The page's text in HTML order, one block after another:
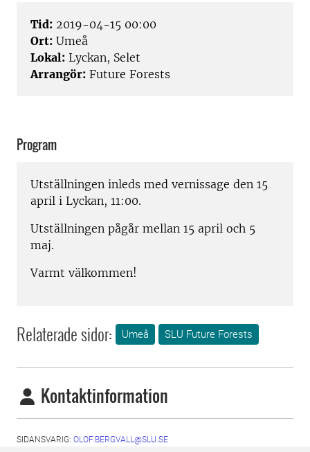
Tid: 2019-04-15 00:00
Ort: Umeå
Lokal: Lyckan, Selet
Arrangör: Future Forests
Program
Utställningen inleds med vernissage den 15
april i Lyckan, 11:00.
Utställningen pågår mellan 15 april och 5
maj.
Varmt välkommen!
Relaterade sidor: Umeå SLU Future Forests
Kontaktinformation
SIDANSVARIG: OLOF.BERGVALL@SLU.SE